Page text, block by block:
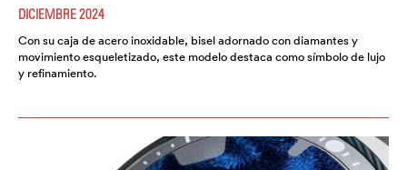
DICIEMBRE 2024
Con su caja de acero inoxidable, bisel adornado con diamantes y
movimiento esqueletizado, este modelo destaca como símbolo de lujo
y refinamiento.